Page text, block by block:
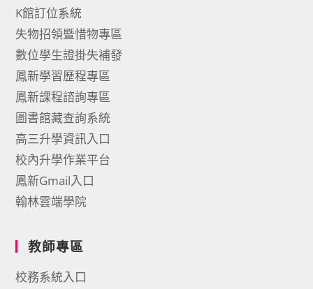
K館訂位系統
失物招領暨惜物專區
數位學生證掛失補發
鳳新學習歷程專區
鳳新課程諮詢專區
圖書館藏查詢系統
高三升學資訊入口
校內升學作業平台
鳳新Gmail入口
翰林雲端學院
教師專區
校務系統入口